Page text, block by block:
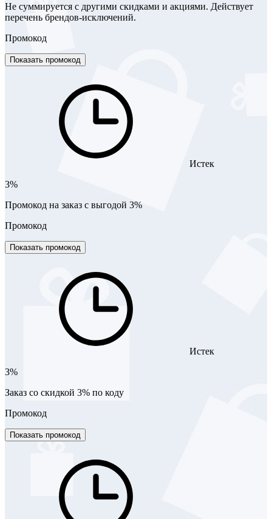
Не суммируется с другими скидками и акциями. Действует
перечень брендов-исключений.
Промокод
Показать промокод
Истек
3%
Промокод на заказ с выгодой 3%
Промокод
Показать промокод
Истек
3%
Заказ со скидкой 3% по коду
Промокод
Показать промокод